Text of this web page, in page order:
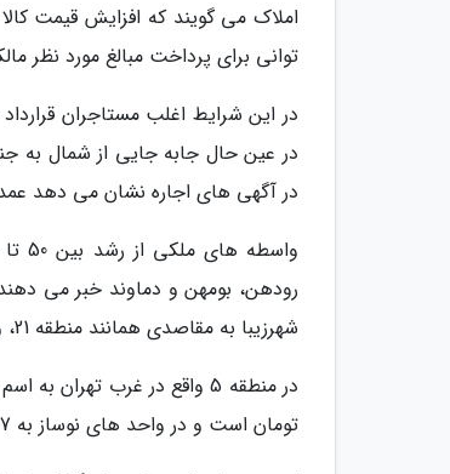
املاک می گویند که افزایش قیمت
توانی برای پرداخت مبالغ مورد نظر
در عین حال جابه جایی از شمال به
در آگهی های اجاره نشان می دهد
رودهن، بومهن و دماوند خبر می
شهرزیبا به مقاصدی همانند منطقه 21، ورآورد، گرمدره و کرج نقل مکان می نمایند.
تومان است و در واحد های نوساز به 7 تا 8 میلیون تومان هم می رسد.